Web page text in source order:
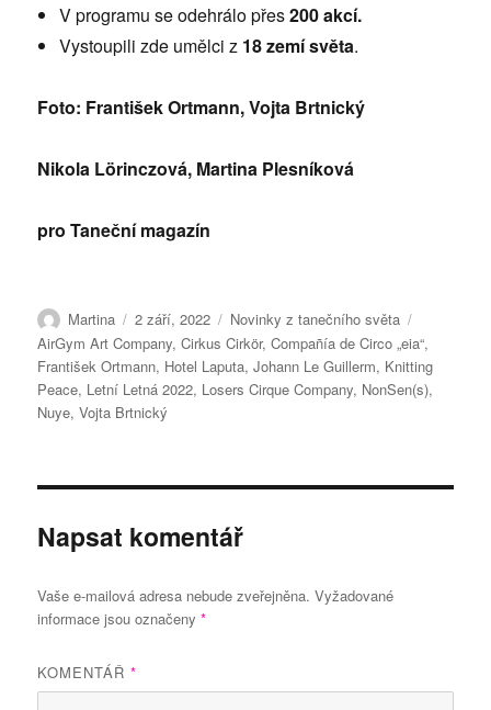
V programu se odehrálo přes200 akcí.
Vystoupili zde umělci z 18 zemí světa.
Foto: František Ortmann, Vojta Brtnický
Nikola Lörinczová, Martina Plesníková
pro Taneční magazín
Autor:
Martina Publikováno:
2 září, 2022 Rubriky:
Novinky z tanečního světa
AirGym Art Company,Cirkus Cirkör,Compañía de Circo „eia“,
František Ortmann, Hotel Laputa,Johann Le Guillerm, Knitting
Peace, Letní Letná 2022, Losers Cirque Company, NonSen(s),
Nuye,Vojta Brtnický
Napsat komentář
Vaše e-mailová adresa nebude zveřejněna. Vyžadované
informace jsou označeny*
KOMENTÁŘ*